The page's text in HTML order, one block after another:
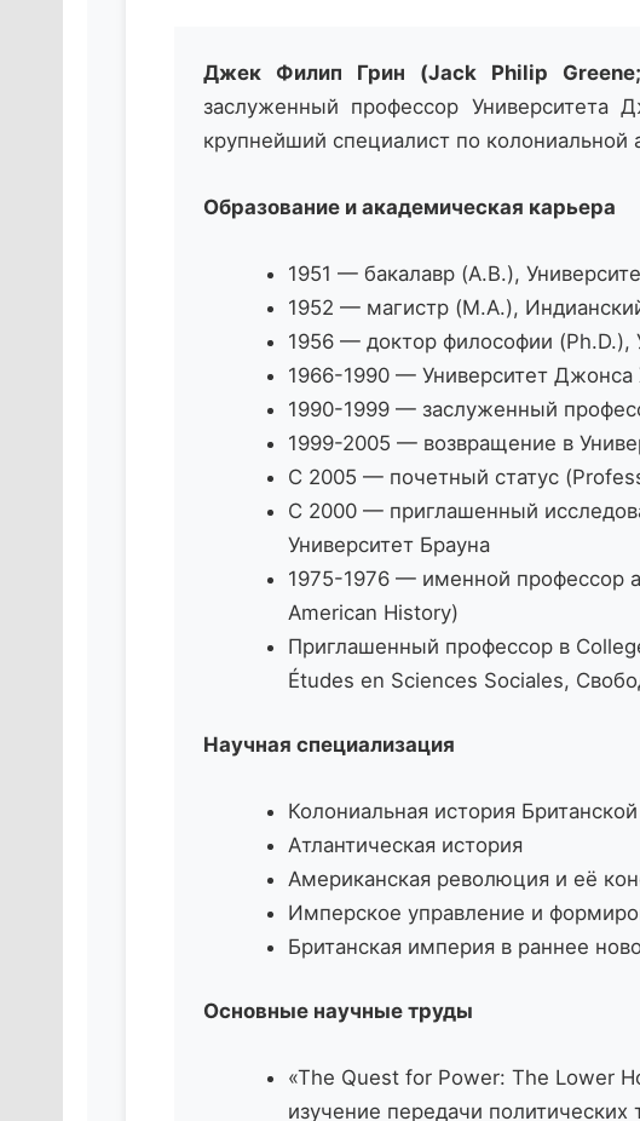
Джек Филип Грин (Jack Philip
заслуженный профессор
крупнейший специалист по колониальной
Образование и академическая карьера
1951 — бакалавр (A.B.),
1952 — магистр (M.A.),
1956 — доктор философии (Ph.D.),
1966-1990 — Университет Джонса
1990-1999 — заслуженный
1999-2005 — возвращение в
С 2005 — почетный статус
С 2000 — приглашенный
Университет Брауна
1975-1976 — именной профессор
American History)
Приглашенный профессор в
Études en Sciences Sociales,
Научная специализация
Колониальная история
Атлантическая история
Американская революция и её
Имперское управление и
Британская империя в раннее
Основные научные труды
«The Quest for Power: The Lower
изучение передачи